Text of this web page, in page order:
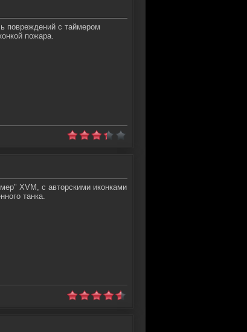
повреждений с таймером
пожара.
XVM, с авторскими иконками
танка.